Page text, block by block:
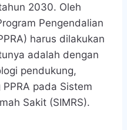
2030. Oleh
Pengendalian
harus dilakukan
adalah dengan
pendukung,
pada Sistem
Sakit (SIMRS).